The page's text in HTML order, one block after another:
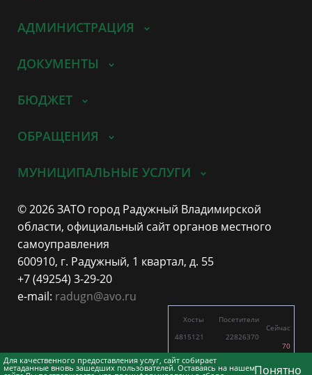
Для качественного предоставления услуг, сайт собирает
метаданные вновь зашедших пользователей. Оставаясь на нашемПонятно
АДМИНИСТРАЦИЯ
ДОКУМЕНТЫ
БЮДЖЕТ
ОБРАЩЕНИЯ
МУНИЦИПАЛЬНЫЕ УСЛУГИ
© 2026 ЗАТО город Радужный Владимирской
области, официальный сайт органов местного
самоуправления
600910, г. Радужный, 1 квартал, д. 55
+7 (49254) 3-29-20
e-mail: radugn@avo.ru
Хосты
4815121
7821
Посетители
22826370
16221
Сейчас
70